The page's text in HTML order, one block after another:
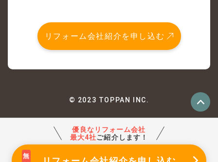
リフォーム会社紹介を申し込む
© 2023 TOPPAN INC.
優良なリフォーム会社
最大4社ご紹介します！